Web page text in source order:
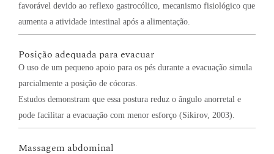
favorável devido ao reflexo gastrocólico, mecanismo fisiológico que
aumenta a atividade intestinal após a alimentação.
Posição adequada para evacuar
O uso de um pequeno apoio para os pés durante a evacuação simula
parcialmente a posição de cócoras.
Estudos demonstram que essa postura reduz o ângulo anorretal e
pode facilitar a evacuação com menor esforço (Sikirov, 2003).
Massagem abdominal